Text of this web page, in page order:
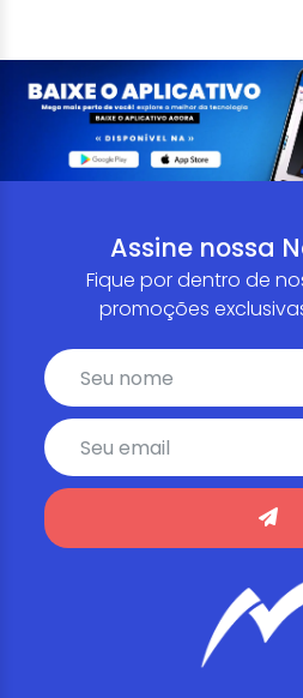
Assine nossa
Fique por dentro de
promoções